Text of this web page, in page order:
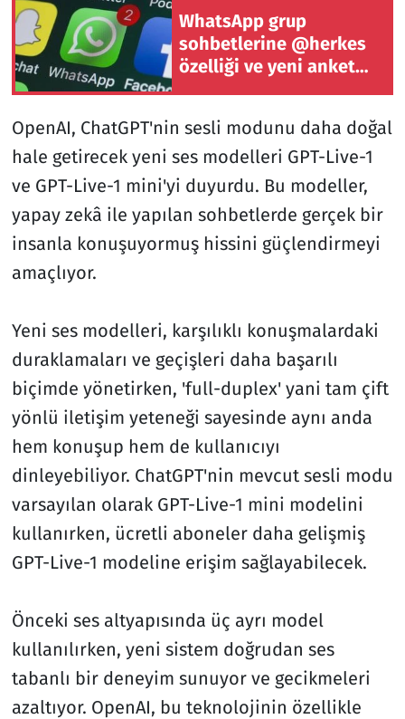
WhatsApp grup
sohbetlerine @herkes
özelliği ve yeni anket
OpenAI, ChatGPT'nin sesli modunu daha doğal
hale getirecek yeni ses modelleri GPT-Live-1
ve GPT-Live-1 mini'yi duyurdu. Bu modeller,
yapay zekâ ile yapılan sohbetlerde gerçek bir
insanla konuşuyormuş hissini güçlendirmeyi
amaçlıyor.
Yeni ses modelleri, karşılıklı konuşmalardaki
duraklamaları ve geçişleri daha başarılı
biçimde yönetirken, 'full-duplex' yani tam çift
yönlü iletişim yeteneği sayesinde aynı anda
hem konuşup hem de kullanıcıyı
dinleyebiliyor. ChatGPT'nin mevcut sesli modu
varsayılan olarak GPT-Live-1 mini modelini
kullanırken, ücretli aboneler daha gelişmiş
GPT-Live-1 modeline erişim sağlayabilecek.
Önceki ses altyapısında üç ayrı model
kullanılırken, yeni sistem doğrudan ses
tabanlı bir deneyim sunuyor ve gecikmeleri
azaltıyor. OpenAI, bu teknolojinin özellikle